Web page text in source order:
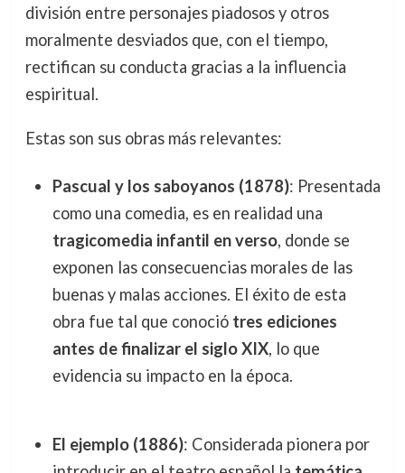
división entre personajes piadosos y otros
moralmente desviados que, con el tiempo,
rectifican su conducta gracias a la influencia
espiritual.
Estas son sus obras más relevantes:
Pascual y los saboyanos (1878): Presentada
como una comedia, es en realidad una
tragicomedia infantil en verso, donde se
exponen las consecuencias morales de las
buenas y malas acciones. El éxito de esta
obra fue tal que conoció tres ediciones
antes de finalizar el siglo XIX, lo que
evidencia su impacto en la época.
El ejemplo (1886): Considerada pionera por